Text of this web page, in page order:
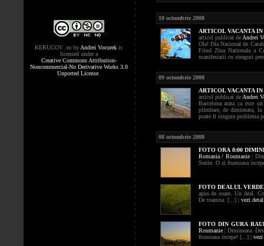
KERUCOV .ro by Andrei Vocurek is
licensed under a
Creative Commons Attribution-
Noncommercial-No Derivative Works 3.0
Unported License
10 octombrie 2008
ARTICOL VACANTA
articol publicat de Andrei
Ola! Dia Nacional de
Fiind Ziua Nationala a
manifestatii cu steaguri
09 octombrie 2008
ARTICOL VACANTA
articol publicat de Andrei
Barcelona arata ca este
plimbare, de dimineata, la
poate fi singura problema
08 octombrie 2008
FOTO ORA 8:00
Romania / Roumanie|
Senin. O zi frumoasa
FOTO DEALUL VERDE
apus de soare. Un deal.
De toamna. [...] | vezi
FOTO DIN GURA
Roumanie| Dimineata.
frumoasa incepe! [...] |